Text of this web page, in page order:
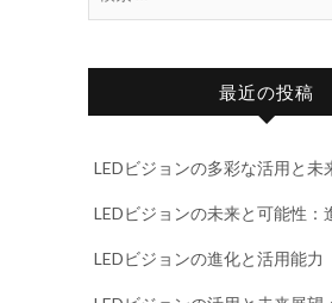
最近の投稿
LEDビジョンの多彩な活用と未
LEDビジョンの未来と可能性：
LEDビジョンの進化と活用能力